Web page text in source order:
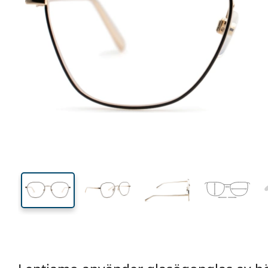
47 mm
Linshöjd
54 mm
Linsbredd
Linsbredd